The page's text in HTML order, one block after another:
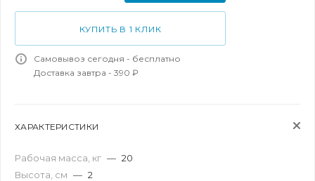
КУПИТЬ В 1 КЛИК
Самовывоз сегодня - бесплатно
Доставка завтра - 390 ₽
ХАРАКТЕРИСТИКИ
Рабочая масса, кг — 20
Высота, см — 2